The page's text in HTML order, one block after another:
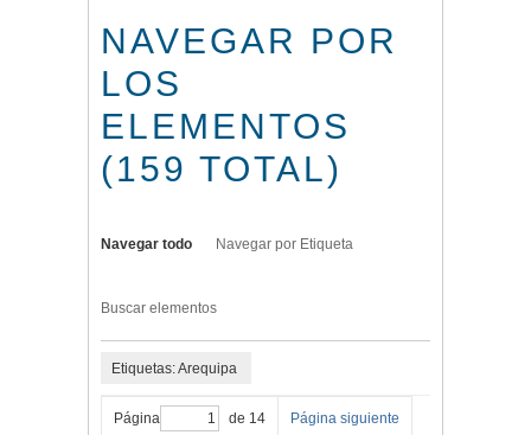
NAVEGAR POR
LOS
ELEMENTOS
(159 TOTAL)
Navegar todo Navegar por Etiqueta
Buscar elementos
Etiquetas: Arequipa
Página de 14 Página siguiente